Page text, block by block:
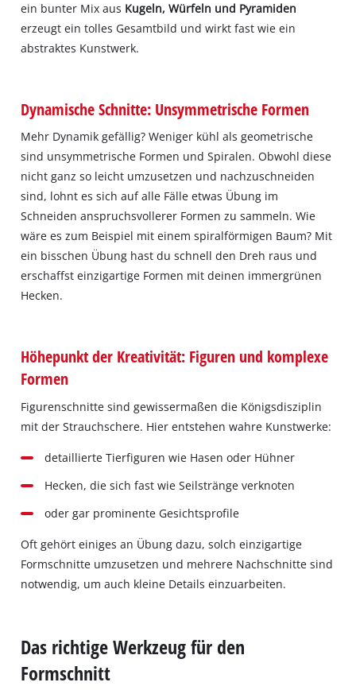
ein bunter Mix aus Kugeln, Würfeln und Pyramiden
erzeugt ein tolles Gesamtbild und wirkt fast wie ein
abstraktes Kunstwerk.
Dynamische Schnitte: Unsymmetrische Formen
Mehr Dynamik gefällig? Weniger kühl als geometrische
sind unsymmetrische Formen und Spiralen. Obwohl diese
nicht ganz so leicht umzusetzen und nachzuschneiden
sind, lohnt es sich auf alle Fälle etwas Übung im
Schneiden anspruchsvollerer Formen zu sammeln. Wie
wäre es zum Beispiel mit einem spiralförmigen Baum? Mit
ein bisschen Übung hast du schnell den Dreh raus und
erschaffst einzigartige Formen mit deinen immergrünen
Hecken.
Höhepunkt der Kreativität: Figuren und komplexe
Formen
Figurenschnitte sind gewissermaßen die Königsdisziplin
mit der Strauchschere. Hier entstehen wahre Kunstwerke:
detaillierte Tierfiguren wie Hasen oder Hühner
Hecken, die sich fast wie Seilstränge verknoten
oder gar prominente Gesichtsprofile
Oft gehört einiges an Übung dazu, solch einzigartige
Formschnitte umzusetzen und mehrere Nachschnitte sind
notwendig, um auch kleine Details einzuarbeiten.
Das richtige Werkzeug für den
Formschnitt